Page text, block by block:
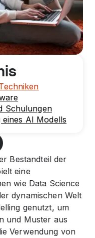
Schulungen
AI Modells
Bestandteil der
eine
wie Data Science
dynamischen Welt
genutzt, um
und Muster aus
Verwendung von